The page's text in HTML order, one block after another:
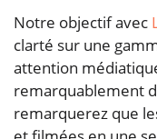
Notre objectif avec
clarté sur une
attention
remarquablement
remarquerez que